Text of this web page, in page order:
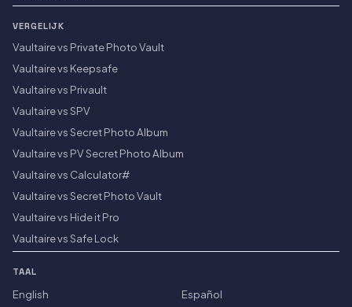
VERGELIJK
Vaultaire vs Private Photo Vault
Vaultaire vs Keepsafe
Vaultaire vs Privault
Vaultaire vs SPV
Vaultaire vs Secret Photo Album
Vaultaire vs PV Secret Photo Album
Vaultaire vs Calculator#
Vaultaire vs Secret Photo Vault
Vaultaire vs Hide it Pro
Vaultaire vs Safe Lock
TAAL
English
Español